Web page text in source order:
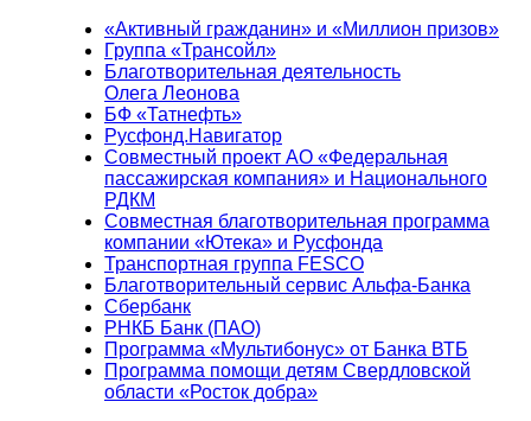
«Активный гражданин» и «Миллион призов»
Группа «Трансойл»
Благотворительная деятельность
Олега Леонова
БФ «Татнефть»
Русфонд.Навигатор
Совместный проект АО «Федеральная
пассажирская компания» и Национального
РДКМ
Совместная благотворительная программа
компании «Ютека» и Русфонда
Транспортная группа FESCO
Благотворительный сервис Альфа-Банка
Сбербанк
РНКБ Банк (ПАО)
Программа «Мультибонус» от Банка ВТБ
Программа помощи детям Свердловской
области «Росток добра»